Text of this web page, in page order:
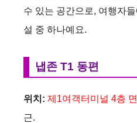
수 있는 공간으로, 여행자
설 중 하나예요.
냅존 T1 동편
위치: 제1여객터미널 4층
근.